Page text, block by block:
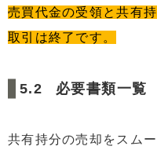
売買代金の受領と共有
取引は終了です。
必要書類一覧
共有持分の売却をスム